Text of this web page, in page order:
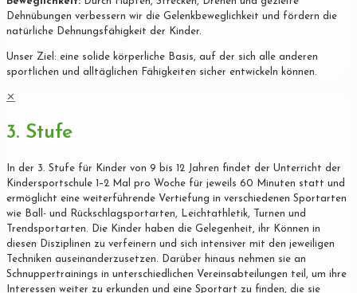
Dehnübungen verbessern wir die Gelenkbeweglichkeit und fördern die
natürliche Dehnungsfähigkeit der Kinder.
Unser Ziel: eine solide körperliche Basis, auf der sich alle anderen
sportlichen und alltäglichen Fähigkeiten sicher entwickeln können.
✕
3. Stufe
In der 3. Stufe für Kinder von 9 bis 12 Jahren findet der Unterricht der
Kindersportschule 1–2 Mal pro Woche für jeweils 60 Minuten statt und
ermöglicht eine weiterführende Vertiefung in verschiedenen Sportarten
wie Ball- und Rückschlagsportarten, Leichtathletik, Turnen und
Trendsportarten. Die Kinder haben die Gelegenheit, ihr Können in
diesen Disziplinen zu verfeinern und sich intensiver mit den jeweiligen
Techniken auseinanderzusetzen. Darüber hinaus nehmen sie an
Schnuppertrainings in unterschiedlichen Vereinsabteilungen teil, um ihre
Interessen weiter zu erkunden und eine Sportart zu finden, die sie